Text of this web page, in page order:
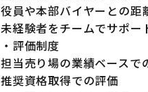
役員や本部バイヤーとの距
未経験者をチームでサポー
・評価制度
担当売り場の業績ベースで
推奨資格取得での評価